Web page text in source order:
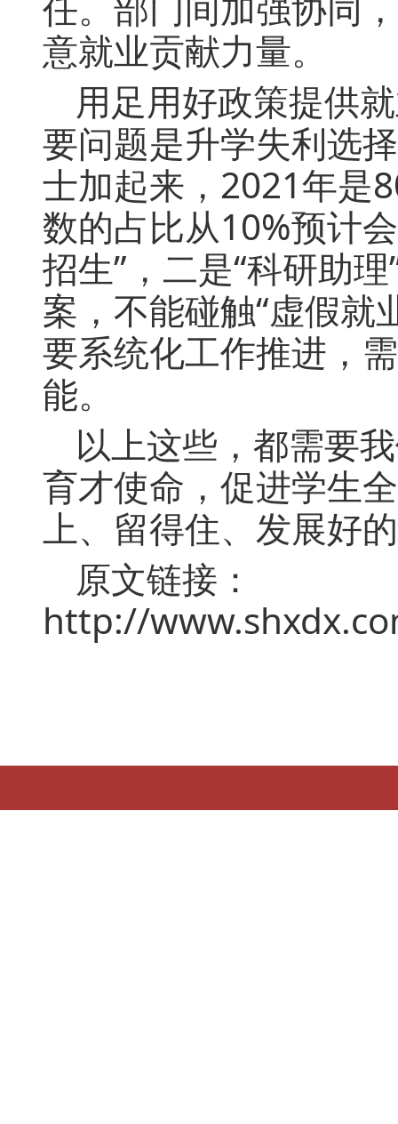
意就业贡献力量。
用足用好政策提供
要问题是升学失利选
士加起来，2021年是
数的占比从10%预计
招生”，二是“科研助
案，不能碰触“虚假就
要系统化工作推进，
能。
以上这些，都需要
育才使命，促进学生
上、留得住、发展好
原文链接：
http://